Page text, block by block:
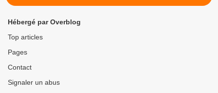
Hébergé par Overblog
Top articles
Pages
Contact
Signaler un abus